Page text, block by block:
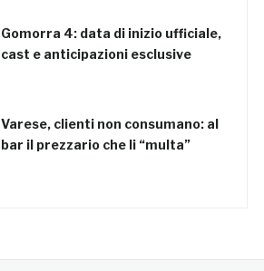
Gomorra 4: data di inizio ufficiale,
cast e anticipazioni esclusive
Varese, clienti non consumano: al
bar il prezzario che li “multa”